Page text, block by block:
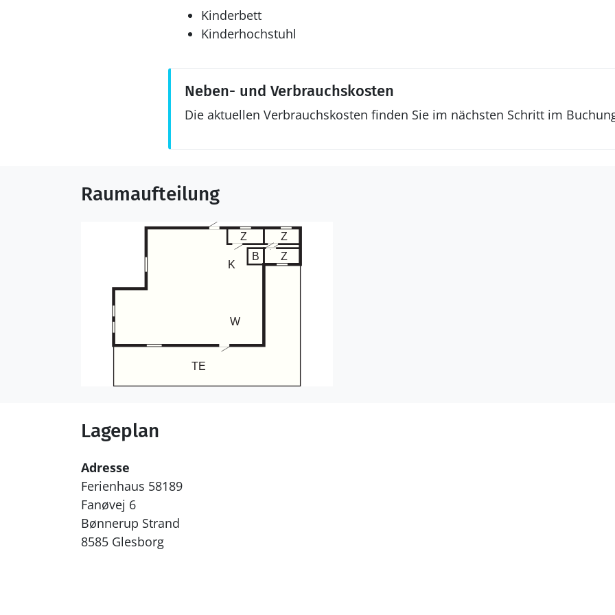
Kinderbett
Kinderhochstuhl
Neben- und Verbrauchskosten
Die aktuellen Verbrauchskosten finden Sie im nächsten Schritt im
Raumaufteilung
Lageplan
Adresse
Ferienhaus 58189
Fanøvej 6
Bønnerup Strand
8585 Glesborg